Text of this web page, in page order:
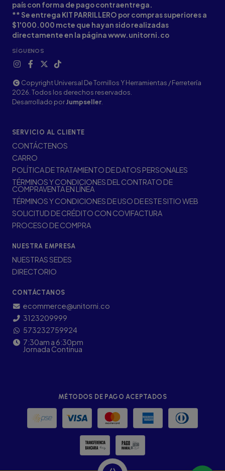
país con forma de pago contraentrega.
** Se entrega KIT PARRILLERO por compras superiores a
$1'000.000 mcte que hayan sido realizadas
directamente en la página www.unitorni.co
SÍGUENOS
Copyright Universal De Tornillos Y Herramientas / Ferretería
2026. Todos los derechos reservados.
Desarrollado porJumpseller
SERVICIO AL CLIENTE
CONTÁCTENOS
CARRO
POLÍTICA DE TRATAMIENTO DE DATOS PERSONALES
TÉRMINOS Y CONDICIONES DEL CONTRATO DE
COMPRAVENTA EN LÍNEA
TÉRMINOS Y CONDICIONES DE USO DE ESTE SITIO WEB
SOLICITUD DE CRÉDITO CON COVIFACTURA
PROCESO DE COMPRA
NUESTRA EMPRESA
NUESTRAS SEDES
DIRECTORIO
CONTÁCTANOS
ecommerce@unitorni.co
3123209999
573232759924
7:30am a 6:30pm
Jornada Continua
MÉTODOS DE PAGO ACEPTADOS